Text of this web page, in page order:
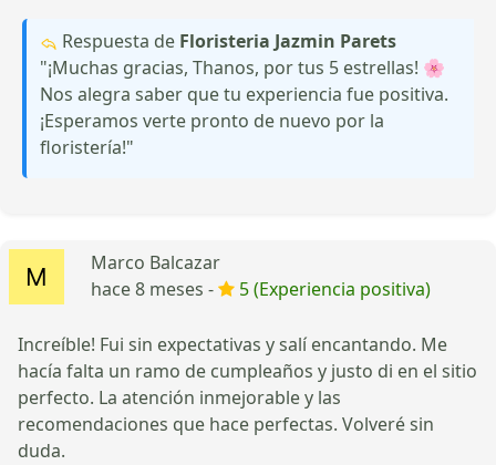
Respuesta de Floristeria Jazmin Parets
"¡Muchas gracias, Thanos, por tus 5 estrellas! 🌸
Nos alegra saber que tu experiencia fue positiva.
¡Esperamos verte pronto de nuevo por la
floristería!"
Marco Balcazar
hace 8 meses -
5 (Experiencia positiva)
Increíble! Fui sin expectativas y salí encantando. Me
hacía falta un ramo de cumpleaños y justo di en el sitio
perfecto. La atención inmejorable y las
recomendaciones que hace perfectas. Volveré sin
duda.